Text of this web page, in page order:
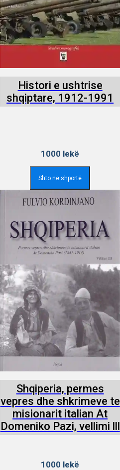
Histori e ushtrise
shqiptare, 1912-1991
1000 lekë
Shto në shportë
Shqiperia, permes
vepres dhe shkrimeve te
misionarit italian At
Domeniko Pazi, vellimi lll
1000 lekë